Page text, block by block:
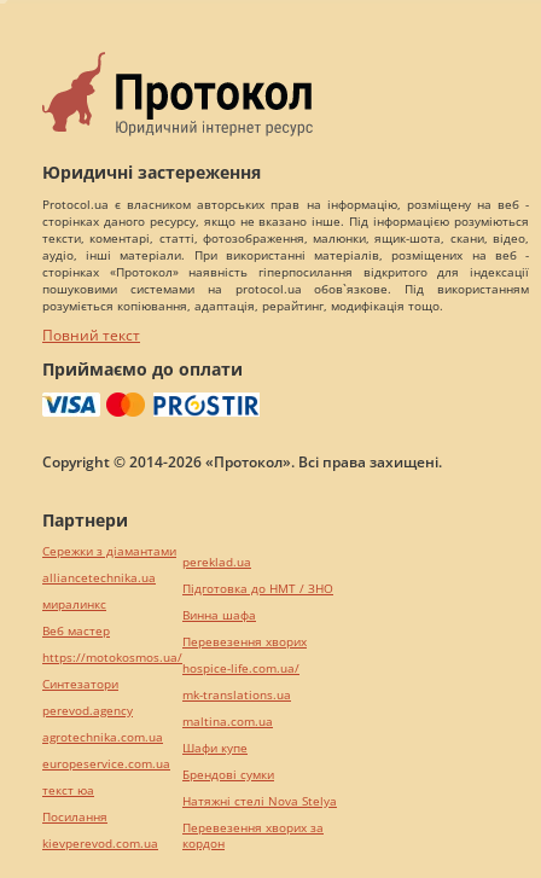
Юридичні застереження
Protocol.ua є власником авторських прав на інформацію, розміщену на веб -
сторінках даного ресурсу, якщо не вказано інше. Під інформацією розуміються
тексти, коментарі, статті, фотозображення, малюнки, ящик-шота, скани, відео,
аудіо, інші матеріали. При використанні матеріалів, розміщених на веб -
сторінках «Протокол» наявність гіперпосилання відкритого для індексації
пошуковими системами на protocol.ua обов`язкове. Під використанням
розуміється копіювання, адаптація, рерайтинг, модифікація тощо.
Повний текст
Приймаємо до оплати
Copyright © 2014-2026 «Протокол». Всі права захищені.
Партнери
Сережки з діамантами
alliancetechnika.ua
миралинкс
Веб мастер
https://motokosmos.ua/
Синтезатори
perevod.agency
agrotechnika.com.ua
europeservice.com.ua
текст юа
Посилання
kievperevod.com.ua
pereklad.ua
Підготовка до НМТ / ЗНО
Винна шафа
Перевезення хворих
hospice-life.com.ua/
mk-translations.ua
maltina.com.ua
Шафи купе
Брендові сумки
Натяжні стелі Nova Stelya
Перевезення хворих за
кордон